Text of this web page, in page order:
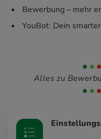
Bewerbung – mehr
YouBot: Dein
Alles zu